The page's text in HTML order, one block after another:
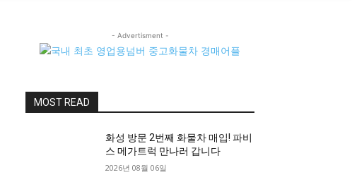
- Advertisment -
MOST READ
화성 방문 2번째 화물차 매입! 파비
스 메가트럭 만나러 갑니다
2026년 08월 06일